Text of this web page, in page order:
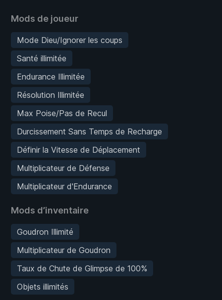
Mods de joueur
Mode Dieu/Ignorer les coups
Santé illimitée
Endurance Illimitée
Résolution Illimitée
Max Poise/Pas de Recul
Durcissement Sans Temps de Recharge
Définir la Vitesse de Déplacement
Multiplicateur de Défense
Multiplicateur d'Endurance
Mods d’inventaire
Goudron Illimité
Multiplicateur de Goudron
Taux de Chute de Glimpse de 100%
Objets illimités